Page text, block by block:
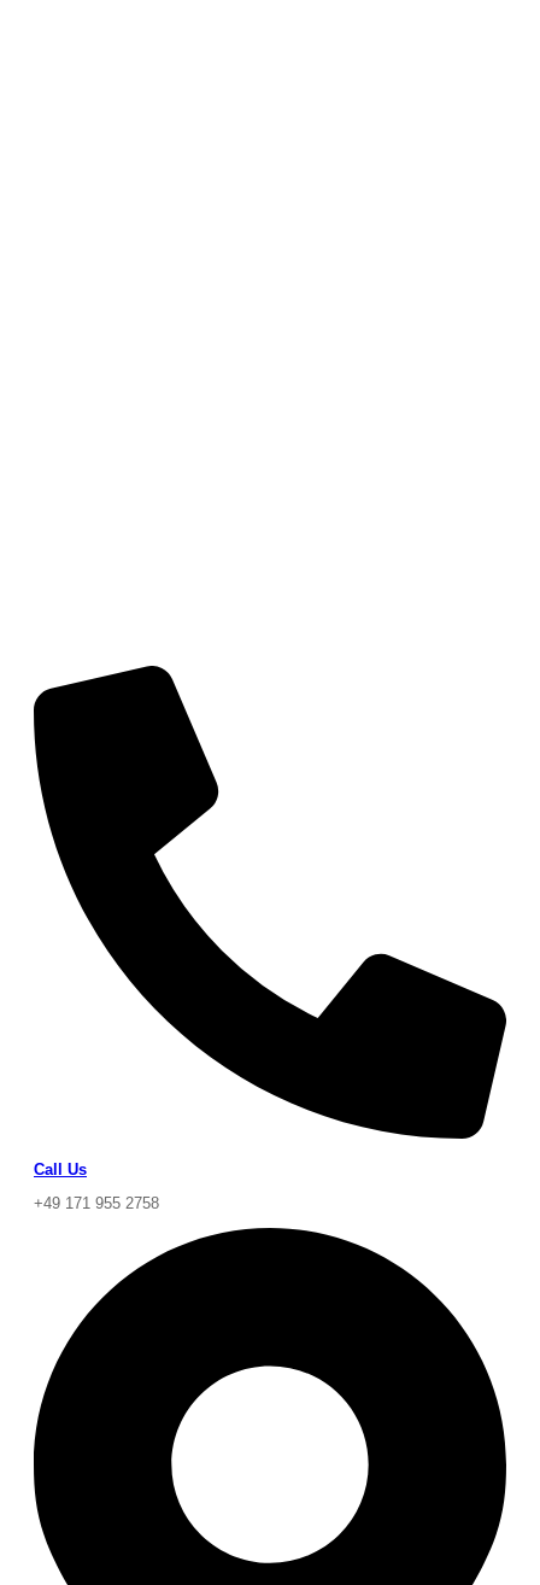
Call Us
+49 171 955 2758